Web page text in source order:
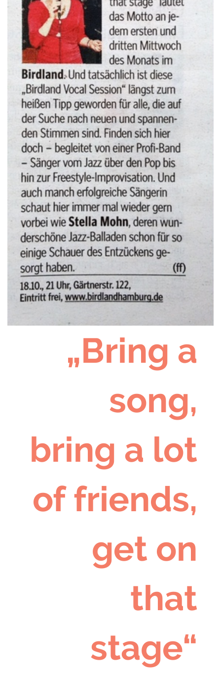
„Bring a
song,
bring a lot
of friends,
get on
that
stage“